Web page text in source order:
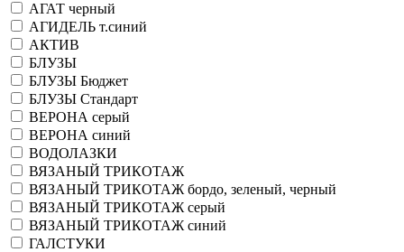
АГАТ черный
АГИДЕЛЬ т.синий
АКТИВ
БЛУЗЫ
БЛУЗЫ Бюджет
БЛУЗЫ Стандарт
ВЕРОНА серый
ВЕРОНА синий
ВОДОЛАЗКИ
ВЯЗАНЫЙ ТРИКОТАЖ
ВЯЗАНЫЙ ТРИКОТАЖ бордо, зеленый, черный
ВЯЗАНЫЙ ТРИКОТАЖ серый
ВЯЗАНЫЙ ТРИКОТАЖ синий
ГАЛСТУКИ